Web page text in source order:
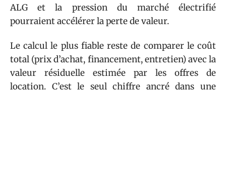
ALG et la pression du marché électrifié
pourraient accélérer la perte de valeur.
Le calcul le plus fiable reste de comparer le coût
total (prix d’achat, financement, entretien) avec la
valeur résiduelle estimée par les offres de
location. C’est le seul chiffre ancré dans une